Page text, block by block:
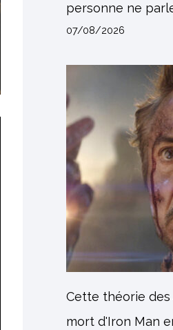
personne ne
07/08/2026
Cette théorie des
mort d'Iron Man